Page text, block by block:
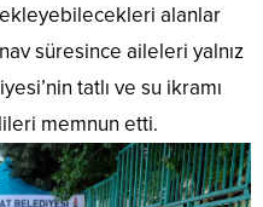
alanlar
süresince aileleri yalnız
tatlı ve su ikramı
memnun etti.